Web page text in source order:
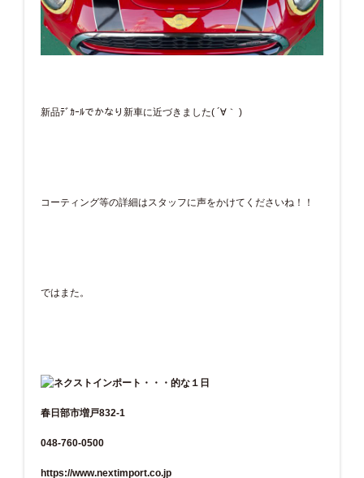
新品ﾃﾞｶｰﾙでかなり新車に近づきました( ´∀｀ )
コーティング等の詳細はスタッフに声をかけてくださいね！！
ではまた。
春日部市増戸832-1
048-760-0500
https://www.nextimport.co.jp